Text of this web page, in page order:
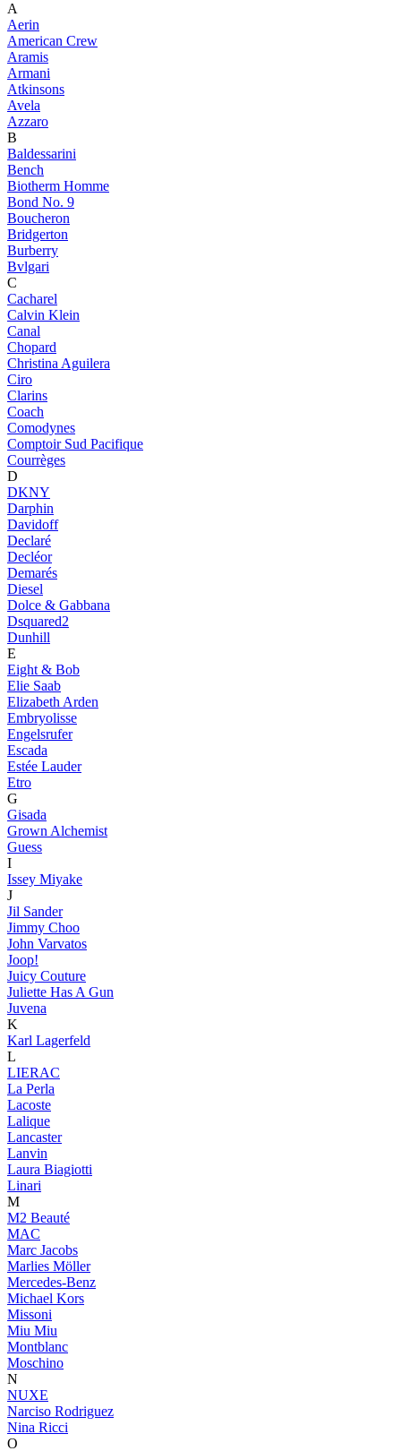
A
Aerin
American Crew
Aramis
Armani
Atkinsons
Avela
Azzaro
B
Baldessarini
Bench
Biotherm Homme
Bond No. 9
Boucheron
Bridgerton
Burberry
Bvlgari
C
Cacharel
Calvin Klein
Canal
Chopard
Christina Aguilera
Ciro
Clarins
Coach
Comodynes
Comptoir Sud Pacifique
Courrèges
D
DKNY
Darphin
Davidoff
Declaré
Decléor
Demarés
Diesel
Dolce & Gabbana
Dsquared2
Dunhill
E
Eight & Bob
Elie Saab
Elizabeth Arden
Embryolisse
Engelsrufer
Escada
Estée Lauder
Etro
G
Gisada
Grown Alchemist
Guess
I
Issey Miyake
J
Jil Sander
Jimmy Choo
John Varvatos
Joop!
Juicy Couture
Juliette Has A Gun
Juvena
K
Karl Lagerfeld
L
LIERAC
La Perla
Lacoste
Lalique
Lancaster
Lanvin
Laura Biagiotti
Linari
M
M2 Beauté
MAC
Marc Jacobs
Marlies Möller
Mercedes-Benz
Michael Kors
Missoni
Miu Miu
Montblanc
Moschino
N
NUXE
Narciso Rodriguez
Nina Ricci
O